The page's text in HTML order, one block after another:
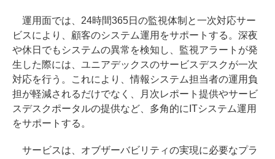
運用面では、24時間365日の監視体制と一次対応サー
ビスにより、顧客のシステム運用をサポートする。深夜
や休日でもシステムの異常を検知し、監視アラートが発
生した際には、ユニアデックスのサービスデスクが一次
対応を行う。これにより、情報システム担当者の運用負
担が軽減されるだけでなく、月次レポート提供やサービ
スデスクポータルの提供など、多角的にITシステム運用
をサポートする。
サービスは、オブザーバビリティの実現に必要なプラ